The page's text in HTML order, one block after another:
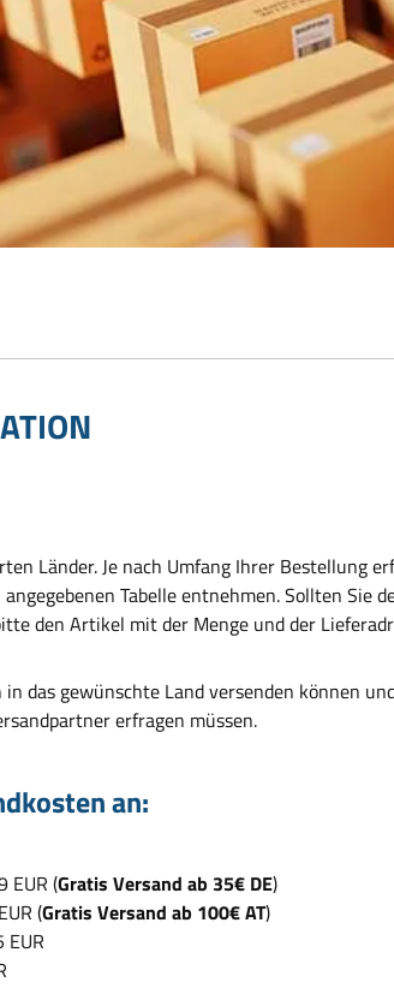
Länder. Je nach Umfang Ihrer Bestellung
Tabelle entnehmen. Sollten Sie
den Artikel mit der Menge und der
das gewünschte Land versenden können
erfragen müssen.
an:
EUR (Gratis Versand ab 35€ DE)
(Gratis Versand ab 100€ AT)